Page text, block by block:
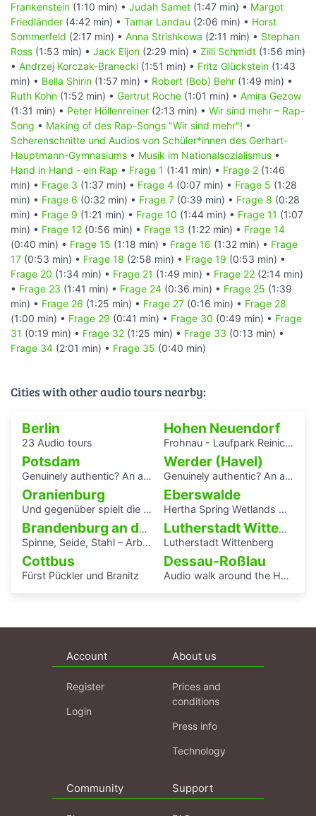
Frankenstein (1:10 min) • Judah Samet (1:47 min) • Margot
Friedländer (4:42 min) • Tamar Landau (2:06 min) • Horst
Sommerfeld (2:17 min) • Anna Strishkowa (2:11 min) • Stephan
Ross (1:53 min) • Jack Eljon (2:29 min) • Zilli Schmidt (1:56 min)
• Andrzej Korczak-Branecki (1:51 min) • Fritz Glückstein (1:43
min) • Bella Shirin (1:57 min) • Robert (Bob) Behr (1:49 min) •
Ruth Kohn (1:52 min) • Gertrut Roche (1:01 min) • Amira Gezow
(1:31 min) • Peter Höllenreiner (2:13 min) • Wir sind mehr – Rap-
Song • Making of des Rap-Songs "Wir sind mehr"! •
Scherenschnitte und Audios von Schüler*innen des Gerhart-
Hauptmann-Gymnasiums • Musik im Nationalsozialismus •
Hand in Hand - ein Rap • Frage 1 (1:41 min) • Frage 2 (1:46
min) • Frage 3 (1:37 min) • Frage 4 (0:07 min) • Frage 5 (1:28
min) • Frage 6 (0:32 min) • Frage 7 (0:39 min) • Frage 8 (0:28
min) • Frage 9 (1:21 min) • Frage 10 (1:44 min) • Frage 11 (1:07
min) • Frage 12 (0:56 min) • Frage 13 (1:22 min) • Frage 14
(0:40 min) • Frage 15 (1:18 min) • Frage 16 (1:32 min) • Frage
17 (0:53 min) • Frage 18 (2:58 min) • Frage 19 (0:53 min) •
Frage 20 (1:34 min) • Frage 21 (1:49 min) • Frage 22 (2:14 min)
• Frage 23 (1:41 min) • Frage 24 (0:36 min) • Frage 25 (1:39
min) • Frage 26 (1:25 min) • Frage 27 (0:16 min) • Frage 28
(1:00 min) • Frage 29 (0:41 min) • Frage 30 (0:49 min) • Frage
31 (0:19 min) • Frage 32 (1:25 min) • Frage 33 (0:13 min) •
Frage 34 (2:01 min) • Frage 35 (0:40 min)
Cities with other audio tours nearby:
Berlin
23 Audio tours
Hohen Neuendorf
Frohnau - Laufpark Reinickendorf
Potsdam
Genuinely authentic? An audio walk through the centre of Potsdam
Werder (Havel)
Genuinely authentic? An audio walk through the centre of Potsdam
Oranienburg
Und gegenüber spielt die Blaskapelle
Eberswalde
Hertha Spring Wetlands Hike
Brandenburg an der Havel
Spinne, Seide, Stahl – Arbeit und Kunst in Brandenburg.
Lutherstadt Wittenberg
Lutherstadt Wittenberg
Cottbus
Fürst Pückler und Branitz
Dessau-Roßlau
Audio walk around the Houses with Balcony Access of the Bauhaus settlement
Account
Register
Login
About us
Prices and
conditions
Press info
Technology
Community Support